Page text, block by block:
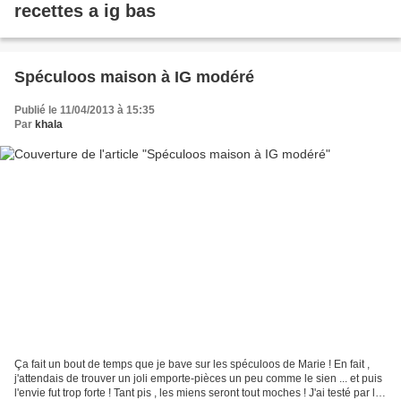
recettes a ig bas
Spéculoos maison à IG modéré
Publié le 11/04/2013 à 15:35
Par khala
Ça fait un bout de temps que je bave sur les spéculoos de Marie ! En fait ,
j'attendais de trouver un joli emporte-pièces un peu comme le sien ... et puis
l'envie fut trop forte ! Tant pis , les miens seront tout moches ! J'ai testé par la